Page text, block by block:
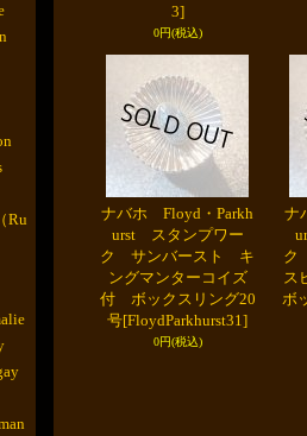
Ru
3]
0円(税込)
ナバホ Floyd・Parkh
urst スタンプワー
ク サンバースト キ
ングマンターコイズ
付 ボックスリング20
号[FloydParkhurst31]
0円(税込)
ナ
ク
ス
ボ